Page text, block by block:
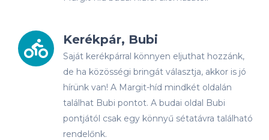
Kerékpár, Bubi
Saját kerékpárral könnyen eljuthat hozzánk,
de ha közösségi bringát választja, akkor is jó
hírünk van! A Margit-híd mindkét oldalán
találhat Bubi pontot. A budai oldal Bubi
pontjától csak egy könnyű sétatávra található
rendelőnk.